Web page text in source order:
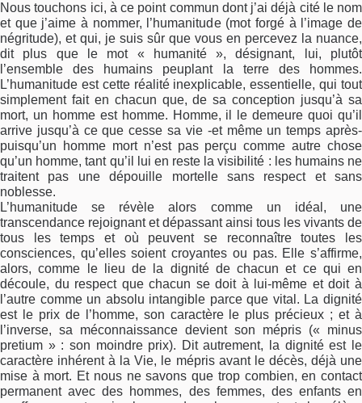
Nous touchons ici, à ce point commun dont j’ai déjà cité le nom
et que j’aime à nommer, l’humanitude (mot forgé à l’image de
négritude), et qui, je suis sûr que vous en percevez la nuance,
dit plus que le mot « humanité », désignant, lui, plutôt
l’ensemble des humains peuplant la terre des hommes.
L’humanitude est cette réalité inexplicable, essentielle, qui tout
simplement fait en chacun que, de sa conception jusqu’à sa
mort, un homme est homme. Homme, il le demeure quoi qu’il
arrive jusqu’à ce que cesse sa vie -et même un temps après-
puisqu’un homme mort n’est pas perçu comme autre chose
qu’un homme, tant qu’il lui en reste la visibilité : les humains ne
traitent pas une dépouille mortelle sans respect et sans
noblesse.
L’humanitude se révèle alors comme un idéal, une
transcendance rejoignant et dépassant ainsi tous les vivants de
tous les temps et où peuvent se reconnaître toutes les
consciences, qu’elles soient croyantes ou pas. Elle s’affirme,
alors, comme le lieu de la dignité de chacun et ce qui en
découle, du respect que chacun se doit à lui-même et doit à
l’autre comme un absolu intangible parce que vital. La dignité
est le prix de l’homme, son caractère le plus précieux ; et à
l’inverse, sa méconnaissance devient son mépris (« minus
pretium » : son moindre prix). Dit autrement, la dignité est le
caractère inhérent à la Vie, le mépris avant le décès, déjà une
mise à mort. Et nous ne savons que trop combien, en contact
permanent avec des hommes, des femmes, des enfants en